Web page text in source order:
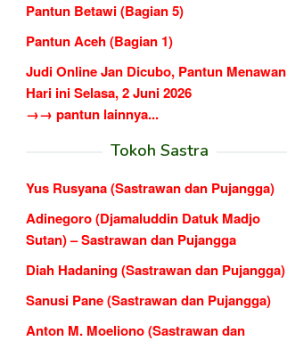
Pantun Betawi (Bagian 5)
Pantun Aceh (Bagian 1)
Judi Online Jan Dicubo, Pantun Menawan
Hari ini Selasa, 2 Juni 2026
→→ pantun lainnya...
Tokoh Sastra
Yus Rusyana (Sastrawan dan Pujangga)
Adinegoro (Djamaluddin Datuk Madjo
Sutan) – Sastrawan dan Pujangga
Diah Hadaning (Sastrawan dan Pujangga)
Sanusi Pane (Sastrawan dan Pujangga)
Anton M. Moeliono (Sastrawan dan